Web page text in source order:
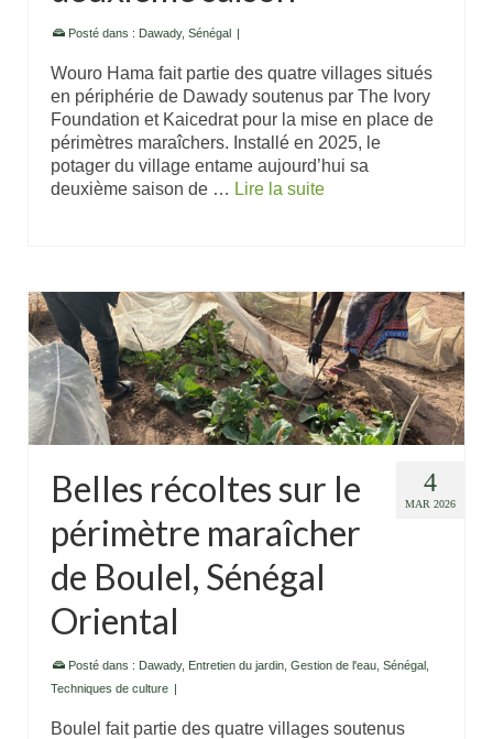
Posté dans : Dawady, Sénégal |
Wouro Hama fait partie des quatre villages situés
en périphérie de Dawady soutenus par The Ivory
Foundation et Kaicedrat pour la mise en place de
périmètres maraîchers. Installé en 2025, le
potager du village entame aujourd’hui sa
deuxième saison de … Lire la suite
4
MAR 2026
Belles récoltes sur le
périmètre maraîcher
de Boulel, Sénégal
Oriental
Posté dans : Dawady, Entretien du jardin Gestion de l'eau Sénégal
Techniques de culture |
Boulel fait partie des quatre villages soutenus